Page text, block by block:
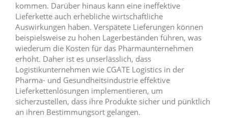
kommen. Darüber hinaus kann eine ineffektive
Lieferkette auch erhebliche wirtschaftliche
Auswirkungen haben. Verspätete Lieferungen können
beispielsweise zu hohen Lagerbeständen führen, was
wiederum die Kosten für das Pharmaunternehmen
erhöht. Daher ist es unserlässlich, dass
Logistikunternehmen wie CGATE Logistics in der
Pharma- und Gesundheitsindustrie effektive
Lieferkettenlösungen implementieren, um
sicherzustellen, dass ihre Produkte sicher und pünktlich
an ihren Bestimmungsort gelangen.